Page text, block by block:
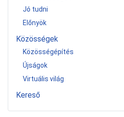
Jó tudni
Előnyök
Közösségek
Közösségépítés
Újságok
Virtuális világ
Kereső